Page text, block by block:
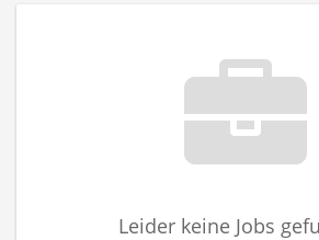
Leider keine Jobs